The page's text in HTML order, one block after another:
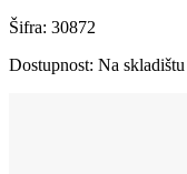
Šifra: 30872
Dostupnost: Na skladištu